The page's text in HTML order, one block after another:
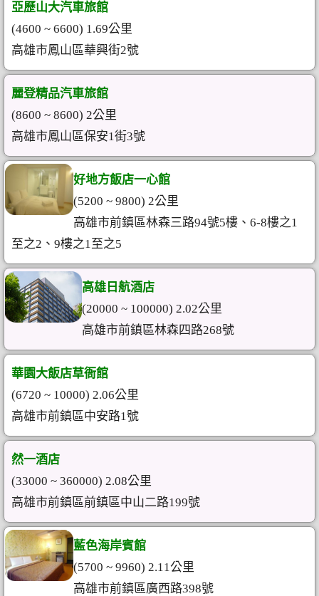
亞歷山大汽車旅館
(4600 ~ 6600) 1.69公里
高雄市鳳山區華興街2號
麗登精品汽車旅館
(8600 ~ 8600) 2公里
高雄市鳳山區保安1街3號
好地方飯店一心館
(5200 ~ 9800) 2公里
高雄市前鎮區林森三路94號5樓、6-8樓之1
至之2、9樓之1至之5
高雄日航酒店
(20000 ~ 100000) 2.02公里
高雄市前鎮區林森四路268號
華園大飯店草衙館
(6720 ~ 10000) 2.06公里
高雄市前鎮區中安路1號
然一酒店
(33000 ~ 360000) 2.08公里
高雄市前鎮區前鎮區中山二路199號
藍色海岸賓館
(5700 ~ 9960) 2.11公里
高雄市前鎮區廣西路398號